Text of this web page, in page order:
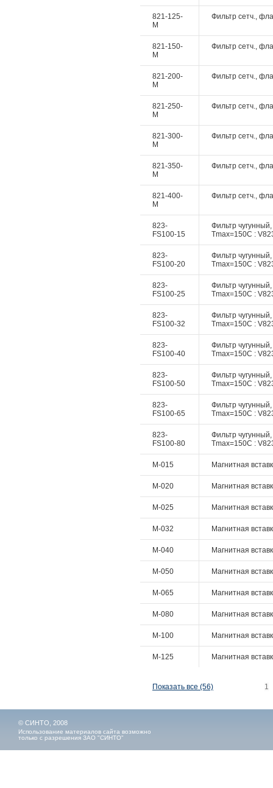
821-125-
M
Фильтр сетч.,
821-150-
M
Фильтр сетч.,
821-200-
M
Фильтр сетч.,
821-250-
M
Фильтр сетч.,
821-300-
M
Фильтр сетч.,
821-350-
M
Фильтр сетч.,
821-400-
M
Фильтр сетч.,
823-
FS100-15
Фильтр
Tmax=150C :
823-
FS100-20
Фильтр
Tmax=150C :
823-
FS100-25
Фильтр
Tmax=150C :
823-
FS100-32
Фильтр
Tmax=150C :
823-
FS100-40
Фильтр
Tmax=150C :
823-
FS100-50
Фильтр
Tmax=150C :
823-
FS100-65
Фильтр
Tmax=150C :
823-
FS100-80
Фильтр
Tmax=150C :
M-015 Mагнитная
M-020 Mагнитная
M-025 Mагнитная
M-032 Mагнитная
M-040 Mагнитная
M-050 Mагнитная
M-065 Mагнитная
M-080 Mагнитная
M-100 Mагнитная
M-125 Mагнитная
Показать все (56) 1
© СИНТО, 2008
Использование материалов сайта возможно
только с разрешения ЗАО "СИНТО"